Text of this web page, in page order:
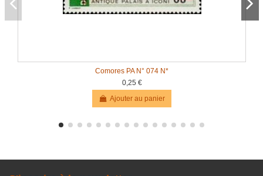
Comores PA N° 074 N*
0,25 €
Ajouter au panier